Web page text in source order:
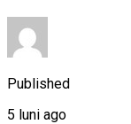
Published
5 luni ago